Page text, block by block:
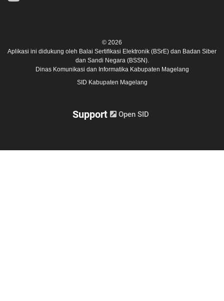
© 2026
Aplikasi ini didukung oleh Balai Sertifikasi Elektronik (BSrE) dan Badan Siber
dan Sandi Negara (BSSN).
Dinas Komunikasi dan Informatika Kabupaten Magelang
SID Kabupaten Magelang
Support Open SID